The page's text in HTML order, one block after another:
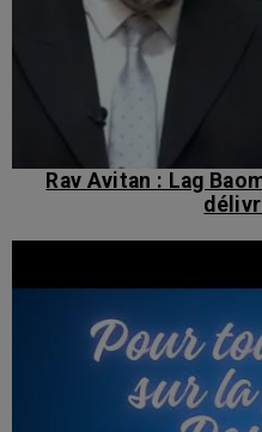
Rav Avitan : Lag